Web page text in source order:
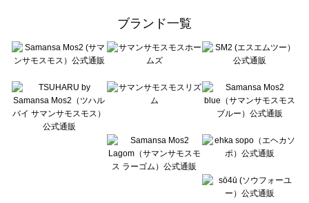
sō4ū（ソウフォーユー）のカットソー一覧
Te chichi（テチチ）のカットソー一覧
Te chichi CLASSIC（テチチ クラシック）のカットソー一覧
Lugnoncure（ルノンキュール）のカットソー一覧
BETTY'S BLUE（べティーズブルー）のカットソー一覧
Wpc.（ワールドパーティー）のカットソー一覧
ブランド一覧